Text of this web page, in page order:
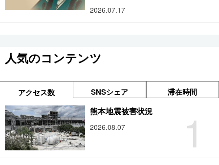
2026.07.17
人気のコンテンツ
アクセス数 SNSシェア 滞在時間
1
熊本地震被害状況
2026.08.07